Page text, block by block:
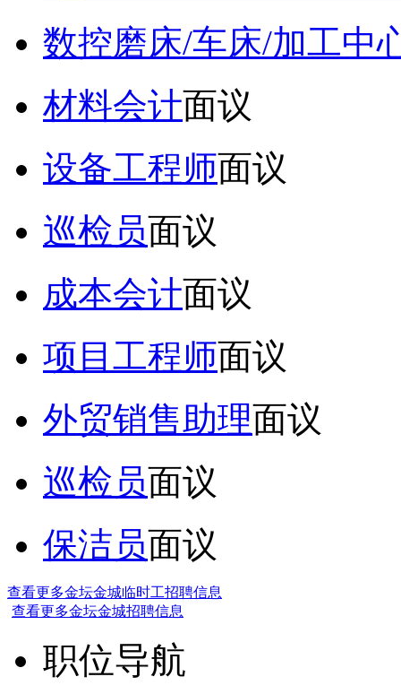
数控磨床/车床/加工中
材料会计面议
设备工程师面议
巡检员面议
成本会计面议
项目工程师面议
外贸销售助理面议
巡检员面议
保洁员面议
查看更多金坛金城临时工招聘信息
查看更多金坛金城招聘信息
职位导航